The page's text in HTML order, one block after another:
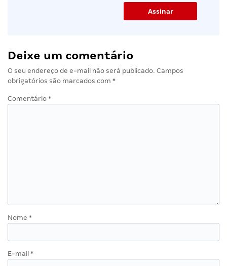
Deixe um comentário
O seu endereço de e-mail não será publicado. Campos
obrigatórios são marcados com *
Comentário *
Nome *
E-mail *